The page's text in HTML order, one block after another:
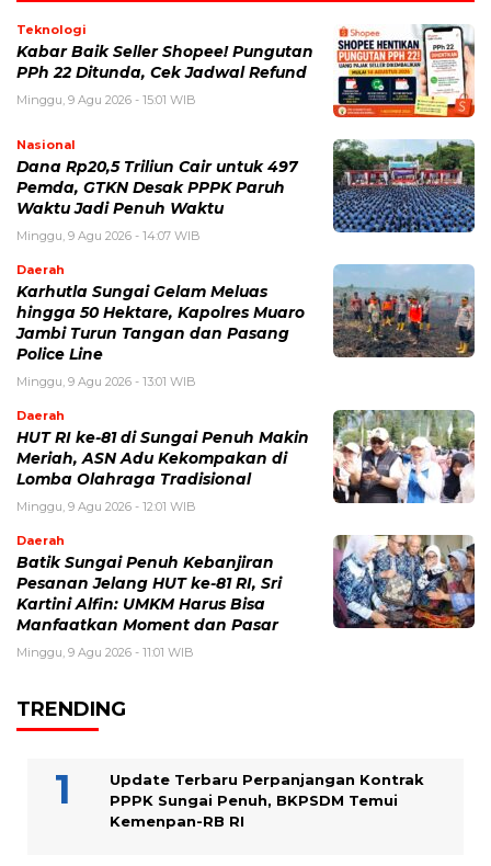
Teknologi
Kabar Baik Seller Shopee! Pungutan
PPh 22 Ditunda, Cek Jadwal Refund
Minggu, 9 Agu 2026 - 15:01 WIB
Nasional
Dana Rp20,5 Triliun Cair untuk 497
Pemda, GTKN Desak PPPK Paruh
Waktu Jadi Penuh Waktu
Minggu, 9 Agu 2026 - 14:07 WIB
Daerah
Karhutla Sungai Gelam Meluas
hingga 50 Hektare, Kapolres Muaro
Jambi Turun Tangan dan Pasang
Police Line
Minggu, 9 Agu 2026 - 13:01 WIB
Daerah
HUT RI ke-81 di Sungai Penuh Makin
Meriah, ASN Adu Kekompakan di
Lomba Olahraga Tradisional
Minggu, 9 Agu 2026 - 12:01 WIB
Daerah
Batik Sungai Penuh Kebanjiran
Pesanan Jelang HUT ke-81 RI, Sri
Kartini Alfin: UMKM Harus Bisa
Manfaatkan Moment dan Pasar
Minggu, 9 Agu 2026 - 11:01 WIB
TRENDING
Update Terbaru Perpanjangan Kontrak
PPPK Sungai Penuh, BKPSDM Temui
Kemenpan-RB RI